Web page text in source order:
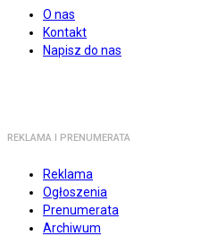
O nas
Kontakt
Napisz do nas
REKLAMA I PRENUMERATA
Reklama
Ogłoszenia
Prenumerata
Archiwum